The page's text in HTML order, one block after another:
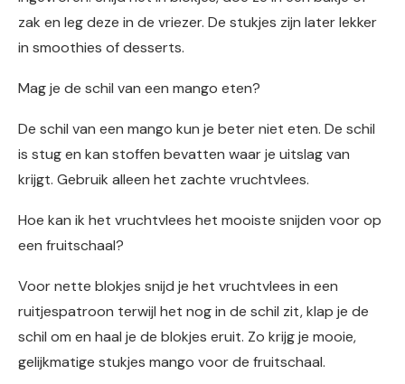
zak en leg deze in de vriezer. De stukjes zijn later lekker
in smoothies of desserts.
Mag je de schil van een mango eten?
De schil van een mango kun je beter niet eten. De schil
is stug en kan stoffen bevatten waar je uitslag van
krijgt. Gebruik alleen het zachte vruchtvlees.
Hoe kan ik het vruchtvlees het mooiste snijden voor op
een fruitschaal?
Voor nette blokjes snijd je het vruchtvlees in een
ruitjespatroon terwijl het nog in de schil zit, klap je de
schil om en haal je de blokjes eruit. Zo krijg je mooie,
gelijkmatige stukjes mango voor de fruitschaal.